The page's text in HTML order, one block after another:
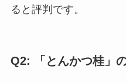
ると評判です。
Q2: 「とんかつ桂」